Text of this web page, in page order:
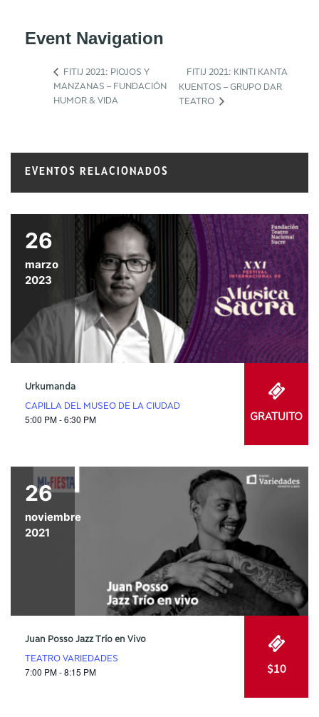
Event Navigation
FITIJ 2021: PIOJOS Y
MANZANAS – FUNDACIÓN
HUMOR & VIDA
FITIJ 2021: KINTI KANTA
KUENTOS – GRUPO DAR
TEATRO
EVENTOS RELACIONADOS
26
marzo
2023
Urkumanda
CAPILLA DEL MUSEO DE LA CIUDAD
5:00 PM - 6:30 PM GRATUITO
26
noviembre
2021
Juan Posso Jazz Trío en Vivo
TEATRO VARIEDADES
7:00 PM - 8:15 PM $10